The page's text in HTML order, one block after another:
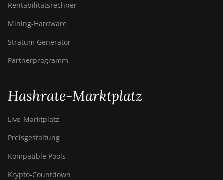
Rentabilitätsrechner
Mining-Hardware
Stratum Generator
Partnerprogramm
Hashrate-Marktplatz
Live-Marktplatz
Preisgestaltung
Kompatible Pools
Krypto-Countdown